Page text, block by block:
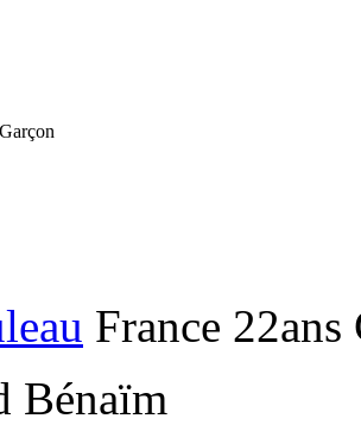
Garçon
France 22ans
Bénaïm